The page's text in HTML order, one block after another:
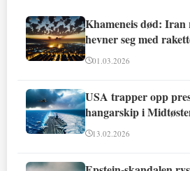
Khameneis død: Iran
hevner seg med
01.03.2026
USA trapper opp
hangarskip i
13.02.2026